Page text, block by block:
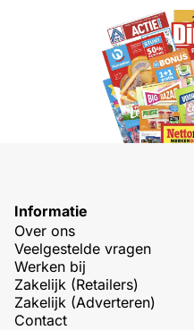
Informatie
Over ons
Veelgestelde vragen
Werken bij
Zakelijk (Retailers)
Zakelijk (Adverteren)
Contact